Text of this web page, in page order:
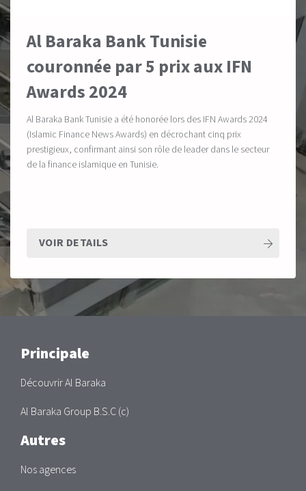
Al Baraka Bank Tunisie
couronnée par 5 prix aux IFN
Awards 2024
Al Baraka Bank Tunisie a été honorée lors des IFN Awards 2024
(Islamic Finance News Awards) en décrochant cinq prix
prestigieux, confirmant ainsi son rôle de leader dans le secteur
de la finance islamique en Tunisie.
VOIR DETAILS
Main
Principale
Découvrir Al Baraka
Al Baraka Group B.S.C (c)
Autres
Nos agences